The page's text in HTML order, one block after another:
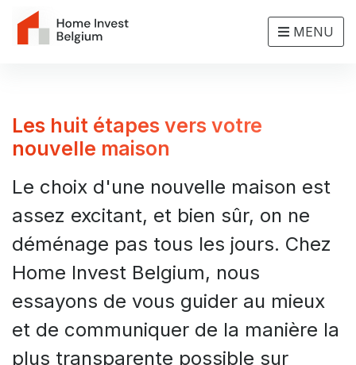
MENU
Les huit étapes vers votre
nouvelle maison
Le choix d'une nouvelle maison est
assez excitant, et bien sûr, on ne
déménage pas tous les jours. Chez
Home Invest Belgium, nous
essayons de vous guider au mieux
et de communiquer de la manière la
plus transparente possible sur